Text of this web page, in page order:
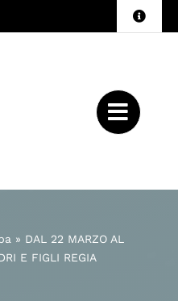
Toggle
» DAL 22 MARZO AL
E FIGLI REGIA